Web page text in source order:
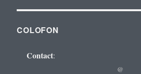
COLOFON
Contact:
@